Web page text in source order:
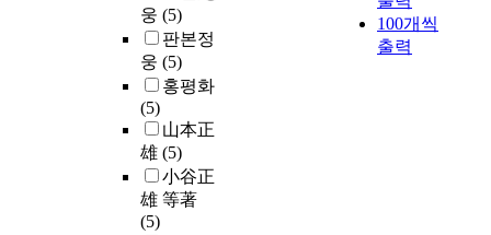
웅 (5)
판본정
웅 (5)
홍평화
(5)
山本正
雄 (5)
小谷正
雄 等著
(5)
100개씩
출력